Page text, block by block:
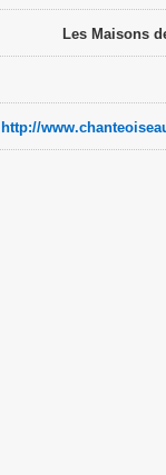
Les Maisons
http://